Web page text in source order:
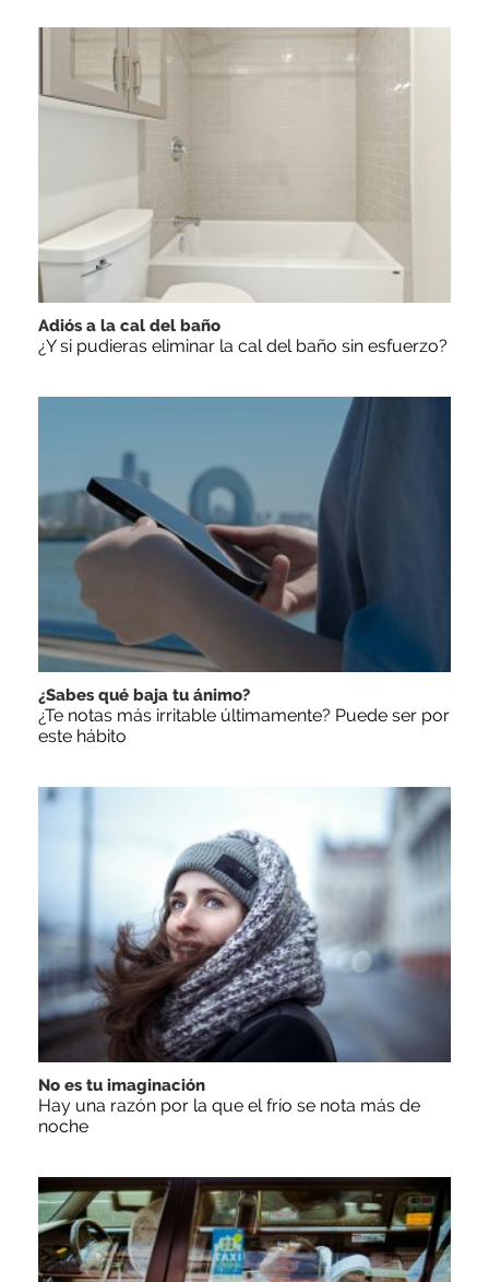
Adiós a la cal del baño
¿Y si pudieras eliminar la cal del baño sin esfuerzo?
¿Sabes qué baja tu ánimo?
¿Te notas más irritable últimamente? Puede ser por
este hábito
No es tu imaginación
Hay una razón por la que el frío se nota más de
noche